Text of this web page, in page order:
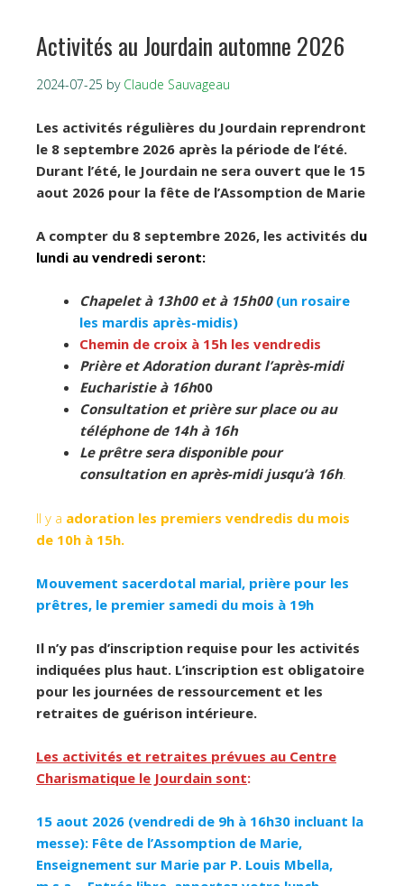
Activités au Jourdain automne 2026
2024-07-25 by Claude Sauvageau
Les activités régulières du Jourdain reprendront
le 8 septembre 2026 après la période de l’été.
Durant l’été, le Jourdain ne sera ouvert que le 15
aout 2026 pour la fête de l’Assomption de Marie
A compter du 8 septembre 2026, les activités du
lundi au vendredi seront:
Chapelet à 13h00 et à 15h00 (un rosaire
les mardis après-midis)
Chemin de croix à 15h les vendredis
Prière et Adoration durant l’après-midi
Eucharistie à 16h00
Consultation et prière sur place ou au
téléphone de 14h à 16h
Le prêtre sera disponible pour
consultation en après-midijusqu’à 16h.
Il y a adoration les premiers vendredis du mois
de 10h à 15h.
Mouvement sacerdotal marial, prière pour les
prêtres, le premier samedi du mois à 19h
Il n’y pas d’inscription requise pour les activités
indiquées plus haut. L’inscription est obligatoire
pour les journées de ressourcement et les
retraites de guérison intérieure.
Les activités et retraites prévues au Centre
Charismatique le Jourdain sont:
15 aout 2026 (vendredi de 9h à 16h30 incluant la
messe): Fête de l’Assomption de Marie,
Enseignement sur Marie par P. Louis Mbella,